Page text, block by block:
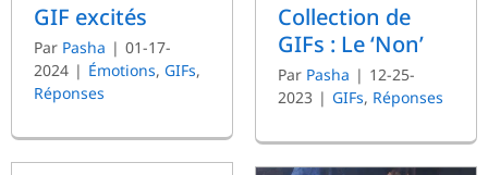
GIF excités
Par Pasha | 01-17-
2024 | Émotions, GIFs,
Réponses
Collection de
GIFs : Le ‘Non’
Par Pasha | 12-25-
2023 | GIFs, Réponses